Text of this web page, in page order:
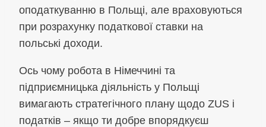
оподаткуванню в Польщі, але враховуються
при розрахунку податкової ставки на
польські доходи.
Ось чому робота в Німеччині та
підприємницька діяльність у Польщі
вимагають стратегічного плану щодо ZUS і
податків – якщо ти добре впорядкуєш